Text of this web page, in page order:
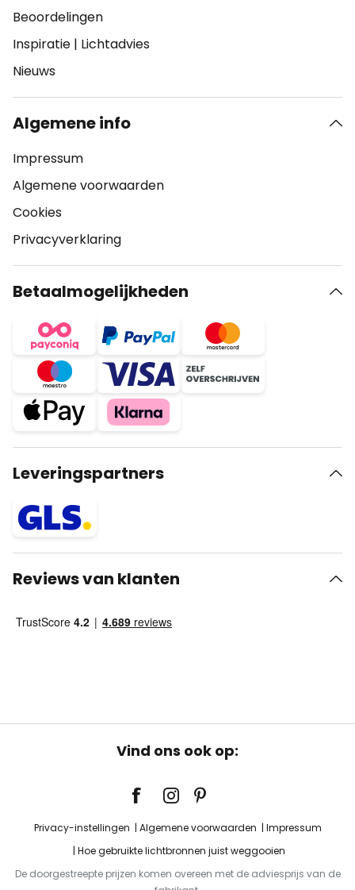
Beoordelingen
Inspiratie | Lichtadvies
Nieuws
Algemene info
Impressum
Algemene voorwaarden
Cookies
Privacyverklaring
Betaalmogelijkheden
Leveringspartners
Reviews van klanten
Vind ons ook op:
Privacy-instellingen Algemene voorwaarden
Impressum
Hoe gebruikte lichtbronnen juist weggooien
De doorgestreepte prijzen komen overeen met de adviesprijs van de